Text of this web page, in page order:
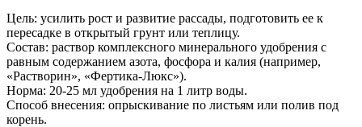
Цель: усилить рост и развитие рассады, подготовить ее к
пересадке в открытый грунт или теплицу.
Состав: раствор комплексного минерального удобрения с
равным содержанием азота, фосфора и калия (например,
«Растворин», «Фертика-Люкс»).
Норма: 20-25 мл удобрения на 1 литр воды.
Способ внесения: опрыскивание по листьям или полив под
корень.